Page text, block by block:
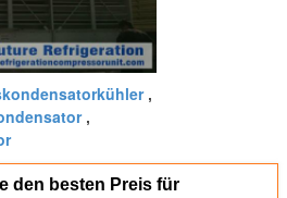
,
,
den besten Preis für